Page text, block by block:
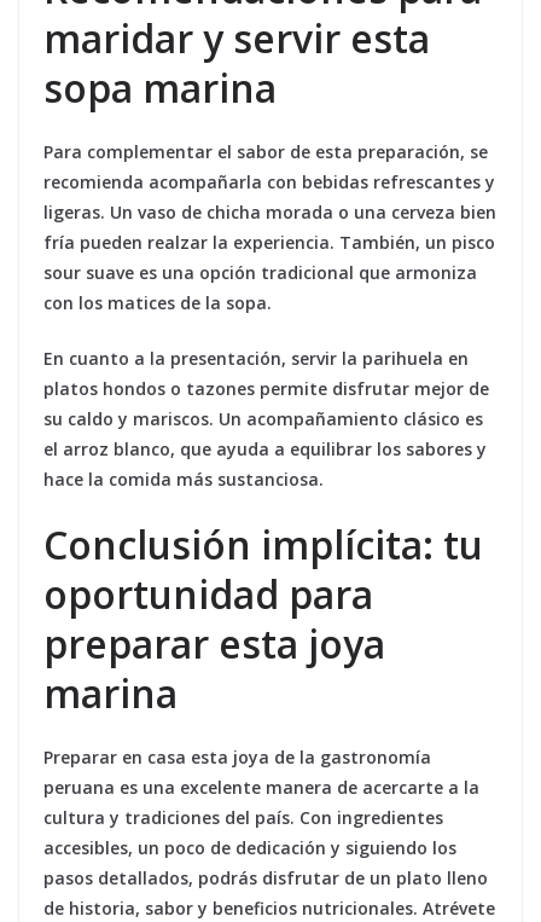
maridar y servir esta
sopa marina
Para complementar el sabor de esta preparación, se
recomienda acompañarla con bebidas refrescantes y
ligeras. Un vaso de chicha morada o una cerveza bien
fría pueden realzar la experiencia. También, un pisco
sour suave es una opción tradicional que armoniza
con los matices de la sopa.
En cuanto a la presentación, servir la parihuela en
platos hondos o tazones permite disfrutar mejor de
su caldo y mariscos. Un acompañamiento clásico es
el arroz blanco, que ayuda a equilibrar los sabores y
hace la comida más sustanciosa.
Conclusión implícita: tu
oportunidad para
preparar esta joya
marina
Preparar en casa esta joya de la gastronomía
peruana es una excelente manera de acercarte a la
cultura y tradiciones del país. Con ingredientes
accesibles, un poco de dedicación y siguiendo los
pasos detallados, podrás disfrutar de un plato lleno
de historia, sabor y beneficios nutricionales. Atrévete